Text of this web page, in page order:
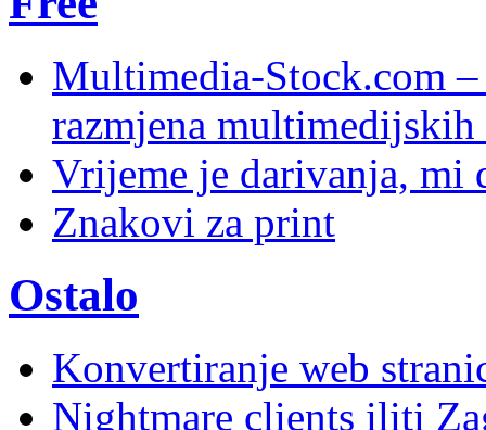
Multimedia-Stock.com –
razmjena multimedijskih
Vrijeme je darivanja, mi
Znakovi za print
Ostalo
Konvertiranje web
Nightmare clients iliti